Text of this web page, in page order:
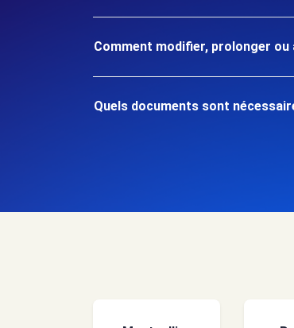
Comment modifier, prolonger ou
Quels documents sont